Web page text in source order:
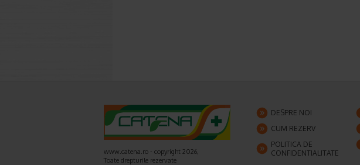
www.catena.ro - copyright 2026,
Toate drepturile rezervate
DESPRE NOI
CUM REZERV
POLITICA DE
CONFIDENTIALITATE